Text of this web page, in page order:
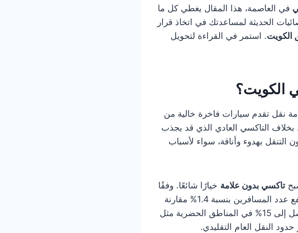
في العاصمة، هذا المقال يغطي كل ما
الحديثة لمساعدتك في اتخاذ قرار
الكويت. استمر في القراءة لتحويل
الكويت؟
نقل تقدم سيارات فاخرة خالية من
بخلاف التاكسي العادي الذي قد يجذب
التنقل بهدوء وأناقة، سواء لأسباب
تاكسي بدون علامة خيارًا شائعًا. وفقًا
لتقرير صادر عن الهيئة العامة للطيران المدني في يوليو 2025، ارتفع عدد المسافرين بنسبة 1.4% مقارنة
بالعام السابق، مما زاد الطلب على خدمات النقل الخاصة بنسبة تصل إلى 15% في المناطق الحضرية مثل
النقل العام التقليدي.